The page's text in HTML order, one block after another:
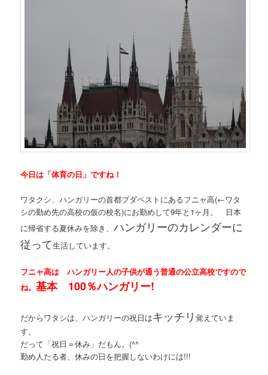
今日は「体育の日」ですね！
ワタクシ、ハンガリーの首都ブダペストにあるフニャ高(←ワタ
シの勤め先の高校の仮の校名)にお勤めして9年と1ヶ月。 日本
に帰省する夏休みを除き、ハンガリーのカレンダーに
従って生活しています。
フニャ高は ハンガリー人の子供が通う普通の公立高校ですので
ね。基本 100％ハンガリー!
だからワタシは、ハンガリーの祝日はキッチリ覚えていま
す。
だって「祝日＝休み」だもん。(^^ゞ
勤め人たる者、休みの日を把握しないわけには!!!